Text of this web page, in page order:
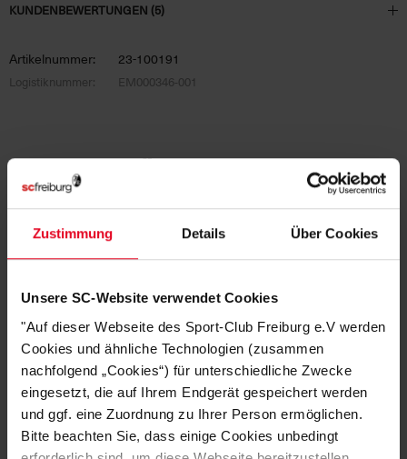
Zustimmung Details Über Cookies
Unsere SC-Website verwendet Cookies
"Auf dieser Webseite des Sport-Club Freiburg e.V werden
Cookies und ähnliche Technologien (zusammen
nachfolgend „Cookies“) für unterschiedliche Zwecke
eingesetzt, die auf Ihrem Endgerät gespeichert werden
und ggf. eine Zuordnung zu Ihrer Person ermöglichen.
Bitte beachten Sie, dass einige Cookies unbedingt
KUNDENBEWERTUNGEN (5)
Artikelnummer: 23-100191
Logistiknummer: EM000346-001
DAS KÖNNTE DIR AUCH
GEFALLEN